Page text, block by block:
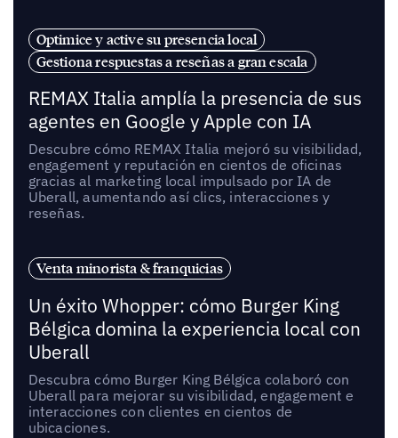
Optimice y active su presencia local
Gestiona respuestas a reseñas a gran escala
REMAX Italia amplía la presencia de sus
agentes en Google y Apple con IA
Descubre cómo REMAX Italia mejoró su visibilidad,
engagement y reputación en cientos de oficinas
gracias al marketing local impulsado por IA de
Uberall, aumentando así clics, interacciones y
reseñas.
Venta minorista & franquicias
Un éxito Whopper: cómo Burger King
Bélgica domina la experiencia local con
Uberall
Descubra cómo Burger King Bélgica colaboró con
Uberall para mejorar su visibilidad, engagement e
interacciones con clientes en cientos de
ubicaciones.